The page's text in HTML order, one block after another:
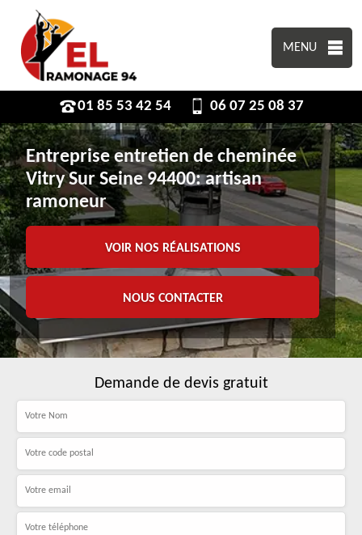
MENU
01 85 53 42 54 06 07 25 08 37
Entreprise entretien de cheminée
Vitry Sur Seine 94400: artisan
ramoneur
VOIR NOS RÉALISATIONS
NOUS CONTACTER
Demande de devis gratuit